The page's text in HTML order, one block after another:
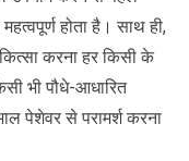
होता है। साथ ही,
करना हर किसी के
भी पौधे-आधारित
पेशेवर से परामर्श करना